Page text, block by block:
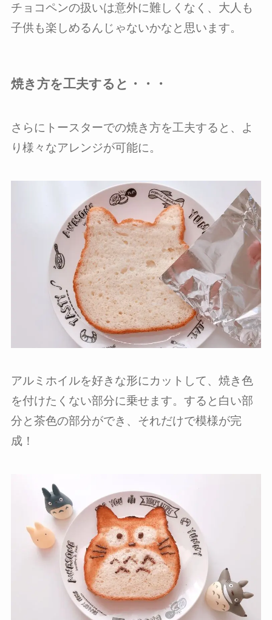
チョコペンの扱いは意外に難しくなく、大人も
子供も楽しめるんじゃないかなと思います。
焼き方を工夫すると・・・
さらにトースターでの焼き方を工夫すると、よ
り様々なアレンジが可能に。
アルミホイルを好きな形にカットして、焼き色
を付けたくない部分に乗せます。すると白い部
分と茶色の部分ができ、それだけで模様が完
成！